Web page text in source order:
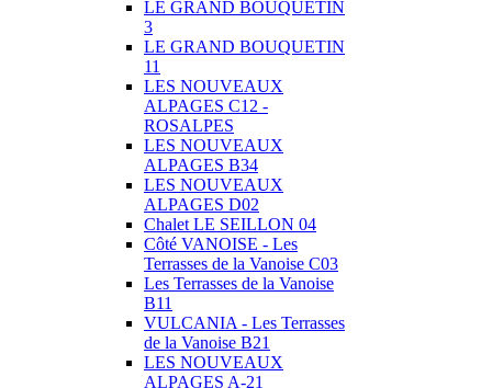
LE GRAND BOUQUETIN
3
LE GRAND BOUQUETIN
11
LES NOUVEAUX
ALPAGES C12 -
ROSALPES
LES NOUVEAUX
ALPAGES B34
LES NOUVEAUX
ALPAGES D02
Chalet LE SEILLON 04
Côté VANOISE - Les
Terrasses de la Vanoise C03
Les Terrasses de la Vanoise
B11
VULCANIA - Les Terrasses
de la Vanoise B21
LES NOUVEAUX
ALPAGES A-21